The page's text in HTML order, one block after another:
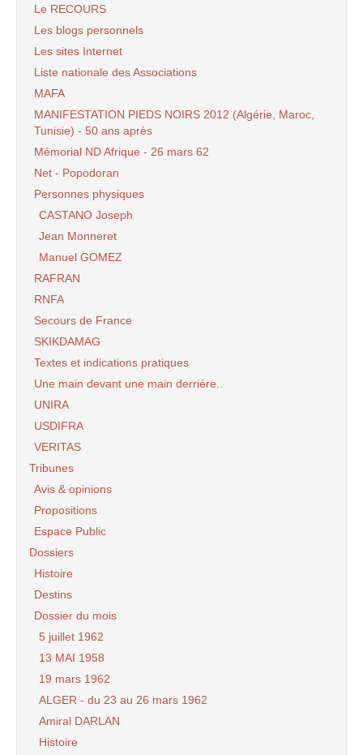
Le RECOURS
Les blogs personnels
Les sites Internet
Liste nationale des Associations
MAFA
MANIFESTATION PIEDS NOIRS 2012 (Algérie, Maroc,
Tunisie) - 50 ans après
Mémorial ND Afrique - 26 mars 62
Net - Popodoran
Personnes physiques
CASTANO Joseph
Jean Monneret
Manuel GOMEZ
RAFRAN
RNFA
Secours de France
SKIKDAMAG
Textes et indications pratiques
Une main devant une main derrière..
UNIRA
USDIFRA
VERITAS
Tribunes
Avis & opinions
Propositions
Espace Public
Dossiers
Histoire
Destins
Dossier du mois
5 juillet 1962
13 MAI 1958
19 mars 1962
ALGER - du 23 au 26 mars 1962
Amiral DARLAN
Histoire